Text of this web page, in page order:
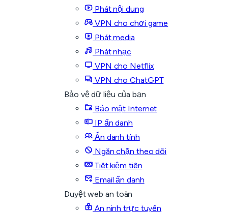
Phát nội dung
VPN cho chơi game
Phát media
Phát nhạc
VPN cho Netflix
VPN cho ChatGPT
Bảo vệ dữ liệu của bạn
Bảo mật Internet
IP ẩn danh
Ẩn danh tính
Ngăn chặn theo dõi
Tiết kiệm tiền
Email ẩn danh
Duyệt web an toàn
An ninh trực tuyến